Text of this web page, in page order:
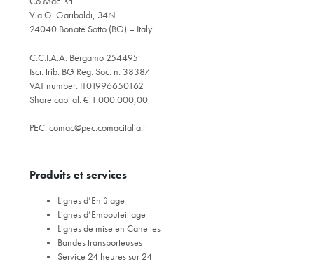
Via G. Garibaldi, 34N
24040 Bonate Sotto (BG) – Italy
C.C.I.A.A. Bergamo 254495
Iscr. trib. BG Reg. Soc. n. 38387
VAT number: IT01996650162
Share capital: € 1.000.000,00
PEC: comac@pec.comacitalia.it
Produits et services
Lignes d’Enfûtage
Lignes d’Embouteillage
Lignes de mise en Canettes
Bandes transporteuses
Service 24 heures sur 24